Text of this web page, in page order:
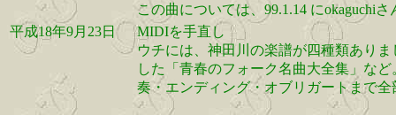
この曲については、99.1.14 にokaguchi
平成18年9月23日
MIDIを手直し
ウチには、神田川の楽譜が四種類あり
した「青春のフォーク名曲大全集」な
奏・エンディング・オブリガートまで